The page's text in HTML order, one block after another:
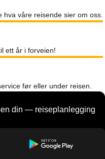
hva våre reisende sier om oss.
ett år i forveien!
før eller under reisen.
din — reiseplanlegging